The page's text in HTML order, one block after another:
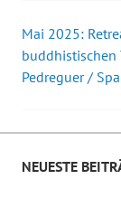
Mai 2025:
buddhistischen
Pedreguer /
NEUESTE